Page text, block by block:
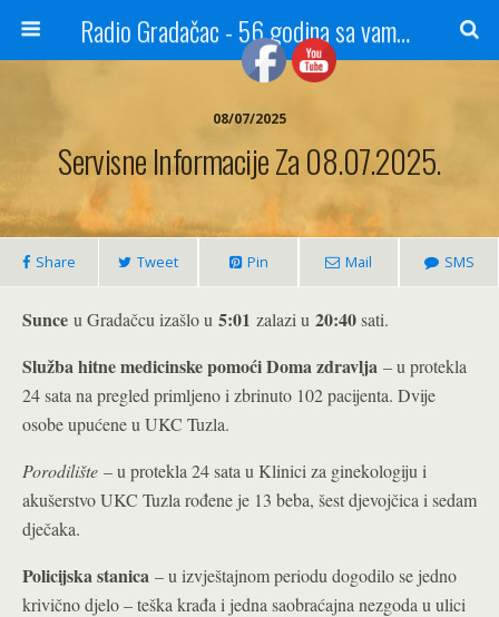
Radio Gradačac - 56 godina sa vama...
08/07/2025
Servisne Informacije Za 08.07.2025.
Share Tweet Pin Mail SMS
Sunce u Gradačcu izašlo u 5:01 zalazi u 20:40sati.
Služba hitne medicinske pomoći Doma zdravlja – u protekla
24 sata na pregled primljeno i zbrinuto 102 pacijenta. Dvije
osobe upućene u UKC Tuzla.
Porodilište – u protekla 24 sata u Klinici za ginekologiju i
akušerstvo UKC Tuzla rođene je 13 beba, šest djevojčica i sedam
dječaka.
Policijska stanica – u izvještajnom periodu dogodilo se jedno
krivično djelo – teška krađa i jedna saobraćajna nezgoda u ulici